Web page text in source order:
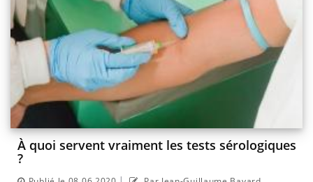
À quoi servent vraiment les tests sérologiques
?